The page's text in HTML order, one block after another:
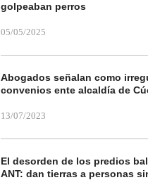
golpeaban perros
05/05/2025
Abogados señalan como
convenios ente alcaldía de
13/07/2023
El desorden de los predios
ANT: dan tierras a personas